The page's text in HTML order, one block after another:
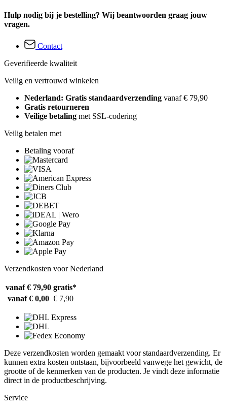
Hulp nodig bij je bestelling? Wij beantwoorden graag jouw
vragen.
Contact
Geverifieerde kwaliteit
Veilig en vertrouwd winkelen
Nederland: Gratis standaardverzending vanaf € 79,90
Gratis retourneren
Veilige betaling met SSL-codering
Veilig betalen met
Betaling vooraf
Verzendkosten voor Nederland
vanaf € 79,90 gratis*
vanaf € 0,00 € 7,90
Deze verzendkosten worden gemaakt voor standaardverzending. Er
kunnen extra kosten ontstaan, bijvoorbeeld vanwege het gewicht, de
grootte of de kenmerken van de producten. Je vindt deze informatie
direct in de productbeschrijving.
Service